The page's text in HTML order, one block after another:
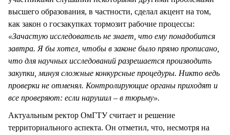
высшего образования, в частности, сделал акцент на том,
как закон о госзакупках тормозит рабочие процессы:
«Зачастую исследователь не знает, что ему понадобится
завтра. Я бы хотел, чтобы в законе было прямо прописано,
что для научных исследований разрешается производить
закупки, минуя сложные конкурсные процедуры. Никто ведь
проверки не отменял. Контролирующие органы приходят и
все проверяют: если нарушил – в тюрьму».
Актуальным ректор ОмГТУ считает и решение
территориального аспекта. Он отметил, что, несмотря на